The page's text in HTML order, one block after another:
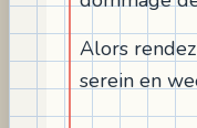
Alors
serein en